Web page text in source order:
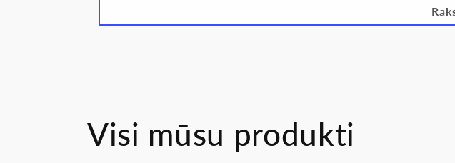
Visi mūsu produkti